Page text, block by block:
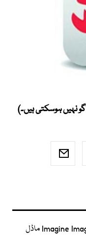
نہیں ہوسکتی ہیں۔)
گروک کے لیے نیا Imagine Image 2.0 ماڈل